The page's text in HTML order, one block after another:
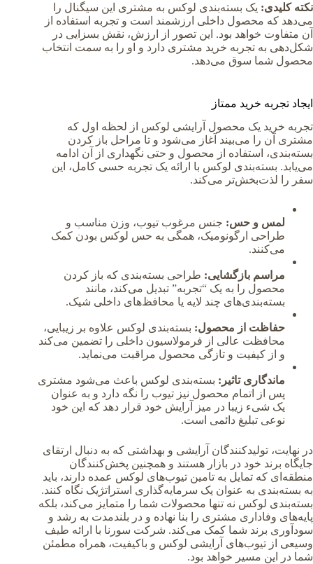
نکته کلیدی: یک بسته‌بندی لوکس به مشتری این سیگنال را
می‌دهد که محصول داخلی ارزشمند است و تجربه استفاده از
آن متفاوت خواهد بود. این تصور از ارزش، نقش بسزایی در
شکل‌دهی به تجربه خرید مشتری دارد و او را به سمت انتخاب
محصول شما سوق می‌دهد.
ایجاد تجربه خرید ممتاز
تجربه خرید یک محصول آرایشی لوکس از لحظه اول که
مشتری آن را می‌بیند آغاز می‌شود و تا مراحل باز کردن
بسته‌بندی، استفاده از محصول و حتی نگهداری از آن ادامه
می‌یابد. بسته‌بندی لوکس با ارائه یک تجربه حسی کامل، این
سفر را لذت‌بخش‌تر می‌کند.
لمس و حس: جنس مرغوب تیوب، وزن مناسب و
طراحی ارگونومیک، همگی به حس لوکس بودن کمک
می‌کنند.
مراسم بازگشایی: طراحی بسته‌بندی که باز کردن
محصول را به یک “تجربه” تبدیل می‌کند، مانند
بسته‌بندی‌های چند لایه یا محافظ‌های داخلی شیک.
حفاظت از محصول: بسته‌بندی لوکس علاوه بر زیبایی،
محافظت عالی از فرمولاسیون داخلی را تضمین می‌کند
و از کیفیت و تازگی محصول مراقبت می‌نماید.
ماندگاری تاثیر: بسته‌بندی لوکس باعث می‌شود مشتری
پس از اتمام محصول نیز تیوب را نگه دارد و به عنوان
یک شیء زیبا در میز آرایش خود قرار دهد که این خود
نوعی تبلیغ دائمی است.
در نهایت، تولیدکنندگان آرایشی و بهداشتی که به دنبال ارتقای
جایگاه برند خود در بازار هستند و همچنین پخش‌کنندگان
منطقه‌ای که تمایل به تامین تیوب‌های لوکس عمده دارند، باید
به بسته‌بندی به عنوان یک سرمایه‌گذاری استراتژیک نگاه کنند.
بسته‌بندی لوکس نه تنها محصولات شما را متمایز می‌کند، بلکه
پایه‌های وفاداری مشتری را بنا نهاده و در بلندمدت به رشد و
سودآوری برند شما کمک می‌کند. شرکت سورنا با ارائه طیف
وسیعی از تیوب‌های آرایشی لوکس و باکیفیت، همراه مطمئن
شما در این مسیر خواهد بود.